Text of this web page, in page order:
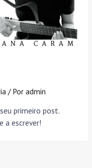
/ Por admin
primeiro post.
a escrever!